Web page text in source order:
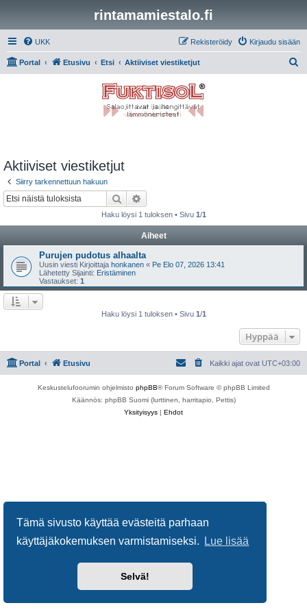
Tämä sivusto käyttää evästeitä parhaan
käyttäjäkokemuksen varmistamiseksi.
Lue lisää
Selvä!
rintamamiestalo.fi
UKK Kirjaudu sisään
Rekisteröidy
Portal Etusivu Etsi Aktiiviset viestiketjut
Aktiiviset viestiketjut
Siirry tarkennettuun hakuun
Etsi
Haku löysi 1 tuloksen • Sivu 1/1
Aiheet
Purujen pudotus alhaalta
Uusin viesti Kirjoittaja honkanen « Pe Elo 07, 2026 13:41
Lähetetty Sijainti: Eristäminen
Vastaukset: 1
Haku löysi 1 tuloksen • Sivu 1/1
Hyppää
Portal Etusivu Kaikki ajat ovat UTC+03:00
Keskustelufoorumin ohjelmisto phpBB® Forum Software © phpBB Limited
Käännös: phpBB Suomi (lurttinen, harritapio, Pettis)
Yksityisyys | Ehdot